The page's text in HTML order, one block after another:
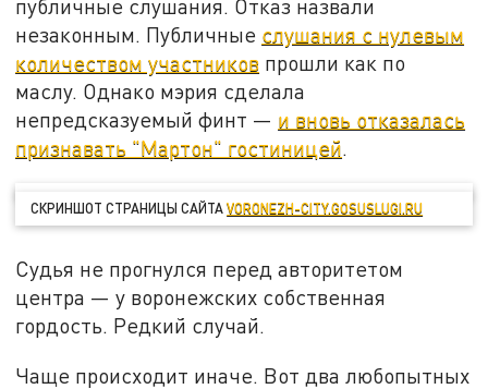
публичные слушания. Отказ назвали
незаконным. Публичные слушания с нулевым
количеством участников прошли как по
маслу. Однако мэрия сделала
непредсказуемый финт — и вновь отказалась
признавать "Мартон" гостиницей.
СКРИНШОТ СТРАНИЦЫ САЙТАVORONEZH-CITY.GOSUSLUGI.RU
Судья не прогнулся перед авторитетом
центра — у воронежских собственная
гордость. Редкий случай.
Чаще происходит иначе. Вот два любопытных